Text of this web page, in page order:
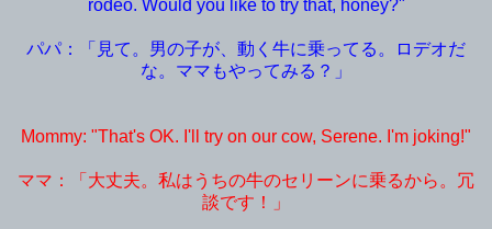
rodeo. Would you like to try that, honey?"
パパ：「見て。男の子が、動く牛に乗ってる。ロデオだ
な。ママもやってみる？」
Mommy: "That's OK. I'll try on our cow, Serene. I'm joking!"
ママ：「大丈夫。私はうちの牛のセリーンに乗るから。冗
談です！」